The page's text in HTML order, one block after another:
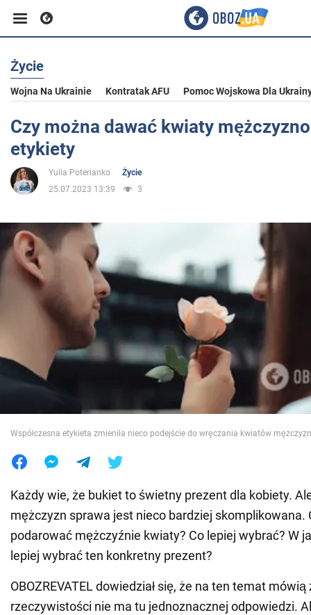
Biznes
Sport
Rozrywka
Polityka
Społeczeństwo
Wojna na Ukrainie
Jedzenie
Życie
Wojna Na Ukrainie Kontratak AFU Pomoc Wojskowa Dla
Czy można dawać kwiaty
etykiety
Yulia Poterianko
Życie
25.07.2023 13:39
3
Współczesna etykieta zmieniła nieco podejście do wręczania kwiatów
Każdy wie, że bukiet to świetny prezent dla kobiety.
mężczyzn sprawa jest nieco bardziej skomplikowana.
podarować mężczyźnie kwiaty? Co lepiej wybrać? W
lepiej wybrać ten konkretny prezent?
OBOZREVATEL dowiedział się, że na ten temat
rzeczywistości nie ma tu jednoznacznej odpowiedzi.